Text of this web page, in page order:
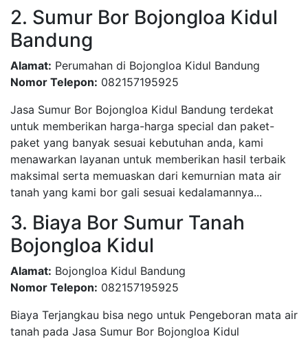
2. Sumur Bor Bojongloa Kidul
Bandung
Alamat: Perumahan di Bojongloa Kidul Bandung
Nomor Telepon: 082157195925
Jasa Sumur Bor Bojongloa Kidul Bandung terdekat
untuk memberikan harga-harga special dan paket-
paket yang banyak sesuai kebutuhan anda, kami
menawarkan layanan untuk memberikan hasil terbaik
maksimal serta memuaskan dari kemurnian mata air
tanah yang kami bor gali sesuai kedalamannya...
3. Biaya Bor Sumur Tanah
Bojongloa Kidul
Alamat: Bojongloa Kidul Bandung
Nomor Telepon: 082157195925
Biaya Terjangkau bisa nego untuk Pengeboran mata air
tanah pada Jasa Sumur Bor Bojongloa Kidul